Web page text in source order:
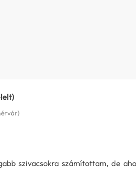
szivacsokra számítottam, de